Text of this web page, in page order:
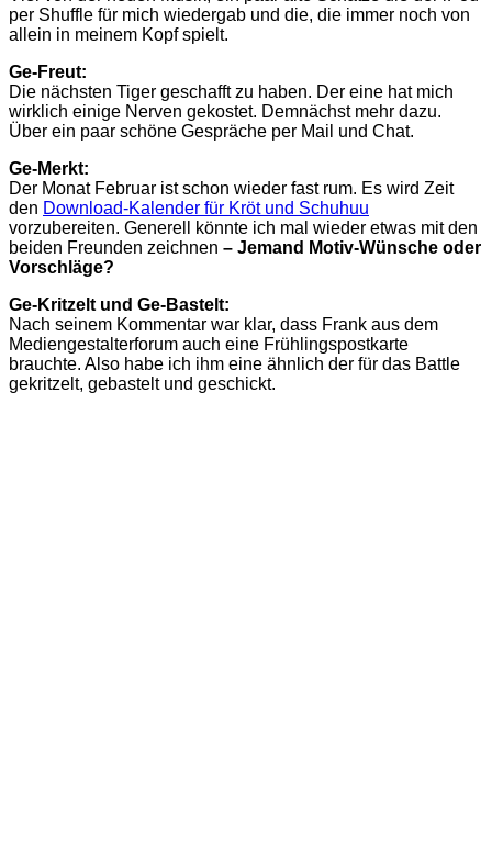
per Shuffle für mich wiedergab und die, die immer noch von
allein in meinem Kopf spielt.
Ge-Freut:
Die nächsten Tiger geschafft zu haben. Der eine hat mich
wirklich einige Nerven gekostet. Demnächst mehr dazu.
Über ein paar schöne Gespräche per Mail und Chat.
Ge-Merkt:
Der Monat Februar ist schon wieder fast rum. Es wird Zeit
den Download-Kalender für Kröt und Schuhuu
vorzubereiten. Generell könnte ich mal wieder etwas mit den
beiden Freunden zeichnen – Jemand Motiv-Wünsche oder
Vorschläge?
Ge-Kritzelt und Ge-Bastelt:
Nach seinem Kommentar war klar, dass Frank aus dem
Mediengestalterforum auch eine Frühlingspostkarte
brauchte. Also habe ich ihm eine ähnlich der für das Battle
gekritzelt, gebastelt und geschickt.